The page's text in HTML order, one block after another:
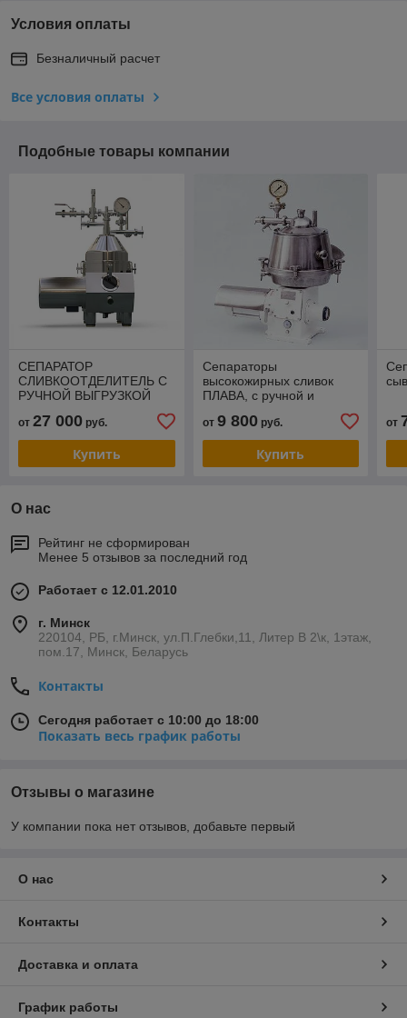
Условия оплаты
Безналичный расчет
Все условия оплаты
Подобные товары компании
СЕПАРАТОР
СЛИВКООТДЕЛИТЕЛЬ С
РУЧНОЙ ВЫГРУЗКОЙ
от 27 000 руб.
Купить
Сепараторы
высокожирных сливок
ПЛАВА, с ручной и
выгрузкой осадка.
от 9 800руб.
Купить
от
О нас
Рейтинг не сформирован
Менее 5 отзывов за последний год
Работает с 12.01.2010
г. Минск
220104, РБ, г.Минск, ул.П.Глебки,11, Литер В 2\к, 1этаж,
пом.17, Минск, Беларусь
Контакты
Сегодня работает с 10:00 до 18:00
Показать весь график работы
Отзывы о магазине
У компании пока нет отзывов, добавьте первый
О нас
Контакты
Доставка и оплата
График работы